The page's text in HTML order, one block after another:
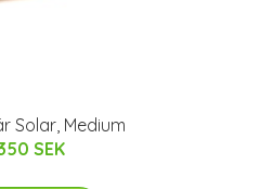
Solar, Medium
SEK